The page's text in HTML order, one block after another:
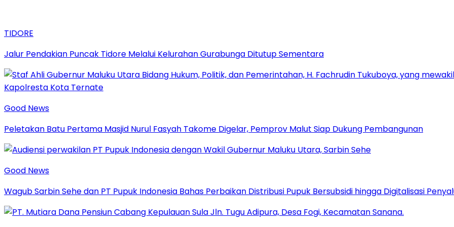
TIDORE
Jalur Pendakian Puncak Tidore Melalui Kelurahan Gurabunga Ditutup Sementara
Good News
Peletakan Batu Pertama Masjid Nurul Fasyah Takome Digelar, Pemprov Malut Siap Dukung Pembangunan
Good News
Wagub Sarbin Sehe dan PT Pupuk Indonesia Bahas Perbaikan Distribusi Pupuk Bersubsidi hingga Digitalisasi